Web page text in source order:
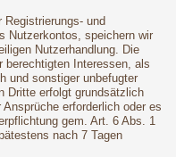
Registrierungs- und
Nutzerkontos, speichern wir
Nutzerhandlung. Die
berechtigten Interessen, als
und sonstiger unbefugter
Dritte erfolgt grundsätzlich
erforderlich oder es
gem. Art. 6 Abs. 1
nach 7 Tagen